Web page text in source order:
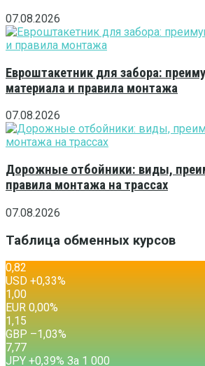
07.08.2026
Евроштакетник для забора:
материала и правила монтажа
07.08.2026
Дорожные отбойники: виды,
правила монтажа на трассах
07.08.2026
Таблица обменных курсов
0,82
USD +0,33%
1,00
EUR 0,00%
1,15
GBP –1,03%
7,77
JPY +0,39% За 1 000